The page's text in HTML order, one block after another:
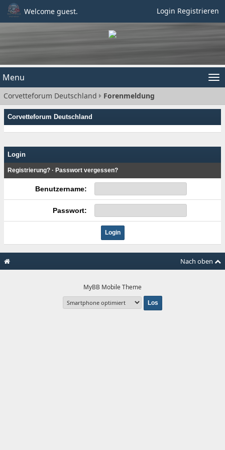
Welcome guest. Login Registrieren
Menu
Corvetteforum Deutschland Forenmeldung
Corvetteforum Deutschland
Login
Registrierung? · Passwort vergessen?
Benutzername:
Passwort:
Nach oben
MyBB Mobile Theme